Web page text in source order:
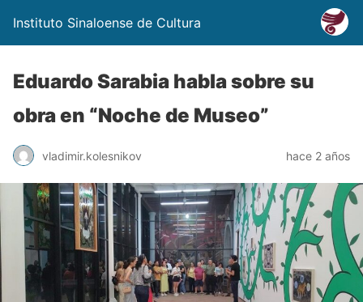
Instituto Sinaloense de Cultura
Eduardo Sarabia habla sobre su
obra en “Noche de Museo”
vladimir.kolesnikov hace 2 años